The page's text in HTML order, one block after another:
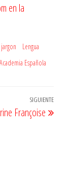
en la
Lengua
Española
SIGUIENTE
Françoise